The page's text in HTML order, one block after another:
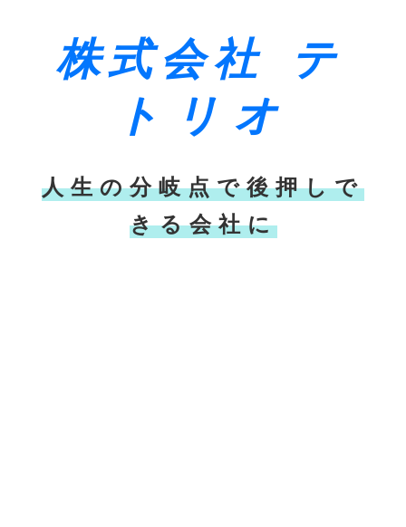
株式会社 テ
トリオ
人生の分岐点で後押しで
きる会社に